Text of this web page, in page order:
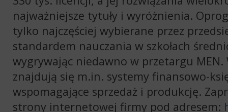
najważniejsze tytuły i wyróżnienia.
tylko najczęściej wybierane przez
standardem nauczania w szkołach
wygrywając niedawno w przetargu MEN.
znajdują się m.in. systemy finansowo-
wspomagające sprzedaż i produkcję.
strony internetowej firmy pod adresem: